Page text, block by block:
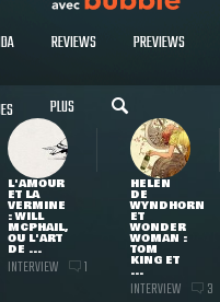
REVIEWS PREVIEWS
PLUS
L'AMOUR
ET LA
VERMINE
: WILL
MCPHAIL,
OU L'ART
DE ...
INTERVIEW 1
HELEN
DE
WYNDHORN
ET
WONDER
WOMAN :
TOM
KING ET
...
INTERVIEW 3